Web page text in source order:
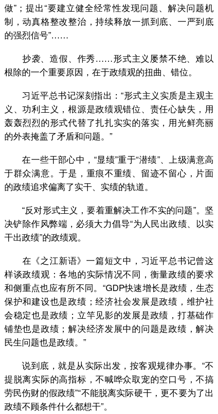
做”；提出“要建立健全经常性发现问题、解决问题机
制，动真格整改整治，持续释放一抓到底、一严到底
的强烈信号”……
抄袭、造假、作秀……形式主义屡禁不绝、难以
根除的一个重要原因，在于政绩观的扭曲、错位。
习近平总书记深刻指出：“形式主义实质是主观主
义、功利主义，根源是政绩观错位、责任心缺失，用
轰轰烈烈的形式代替了扎扎实实的落实，用光鲜亮丽
的外表掩盖了矛盾和问题。”
在一些干部心中，“显绩”重于“潜绩”、上级满意高
于群众满意。于是，重痕不重绩、留迹不留心，片面
的政绩追求偏离了实干、实绩的轨道。
“反对形式主义，要着重解决工作不实的问题”。坚
决铲除作风弊端，必须大力倡导“为人民出政绩、以实
干出政绩”的政绩观。
在《之江新语》一篇短文中，习近平总书记曾这
样谈政绩观：各地的实际情况不同，衡量政绩的要求
和侧重点也应有所不同。“GDP快速增长是政绩，生态
保护和建设也是政绩；经济社会发展是政绩，维护社
会稳定也是政绩；立竿见影的发展是政绩，打基础作
铺垫也是政绩；解决经济发展中的问题是政绩，解决
民生问题也是政绩。”
说到底，就是从实际出发，按客观规律办事。“不
提脱离实际的高指标，不喊哗众取宠的空口号，不搞
劳民伤财的假政绩”“不能脱离实际硬干，更不要为了出
政绩不顾条件什么都想干”。